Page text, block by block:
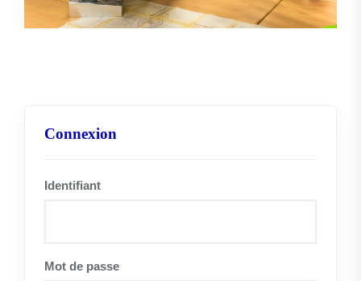
Connexion
Identifiant
Mot de passe